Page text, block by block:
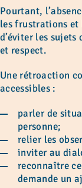
Pourtant,
les frustrations et
d’éviter les
et respect.
Une rétroaction
accessibles :
parler de
personne;
relier les
inviter au
reconnaître
demande un